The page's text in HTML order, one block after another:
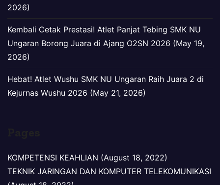
2026)
Kembali Cetak Prestasi! Atlet Panjat Tebing SMK NU
Ungaran Borong Juara di Ajang O2SN 2026 (May 19,
2026)
Hebat! Atlet Wushu SMK NU Ungaran Raih Juara 2 di
Kejurnas Wushu 2026 (May 21, 2026)
KOMPETENSI KEAHLIAN (August 18, 2022)
TEKNIK JARINGAN DAN KOMPUTER TELEKOMUNIKASI